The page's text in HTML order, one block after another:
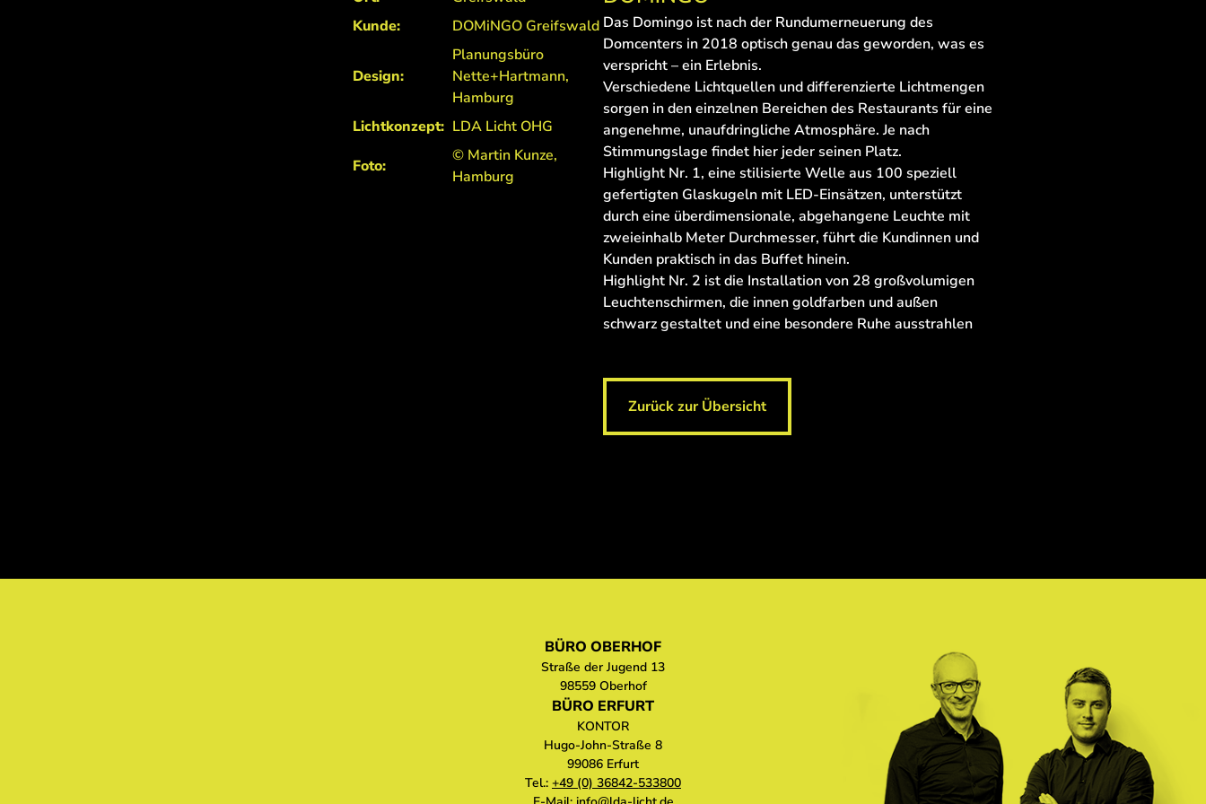
Kunde:
DOMiNGO Greifswald
Design:
Planungsbüro
Nette+Hartmann,
Hamburg
Lichtkonzept: LDA Licht OHG
Foto:
© Martin Kunze,
Hamburg
Das Domingo ist nach der Rundumerneuerung des
Domcenters in 2018 optisch genau das geworden, was es
verspricht – ein Erlebnis.
Verschiedene Lichtquellen und differenzierte Lichtmengen
sorgen in den einzelnen Bereichen des Restaurants für eine
angenehme, unaufdringliche Atmosphäre. Je nach
Stimmungslage findet hier jeder seinen Platz.
Highlight Nr. 1, eine stilisierte Welle aus 100 speziell
gefertigten Glaskugeln mit LED-Einsätzen, unterstützt
durch eine überdimensionale, abgehangene Leuchte mit
zweieinhalb Meter Durchmesser, führt die Kundinnen und
Kunden praktisch in das Buffet hinein.
Highlight Nr. 2 ist die Installation von 28 großvolumigen
Leuchtenschirmen, die innen goldfarben und außen
schwarz gestaltet und eine besondere Ruhe ausstrahlen
Zurück zur Übersicht
BÜRO OBERHOF
Straße der Jugend 13
98559 Oberhof
BÜRO ERFURT
KONTOR
Hugo-John-Straße 8
99086 Erfurt
Tel.: +49 (0) 36842-533800